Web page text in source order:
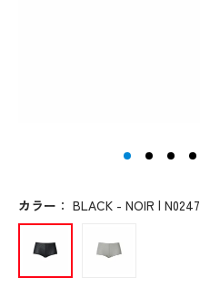
カラー ： BLACK - NOIR | N0247